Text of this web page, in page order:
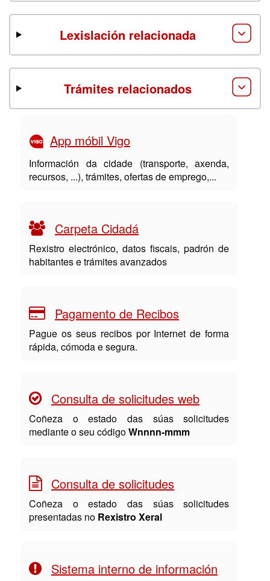
Lexislación relacionada
Trámites relacionados
App móbil Vigo
Información da cidade (transporte, axenda,
recursos, ...), trámites, ofertas de emprego,...
Carpeta Cidadá
Rexistro electrónico, datos fiscais, padrón de
habitantes e trámites avanzados
Pagamento de Recibos
Pague os seus recibos por Internet de forma
rápida, cómoda e segura.
Consulta de solicitudes web
Coñeza o estado das súas solicitudes
mediante o seu códigoWnnnn-mmm
Consulta de solicitudes
Coñeza o estado das súas solicitudes
presentadas no Rexistro Xeral
Sistema interno de información